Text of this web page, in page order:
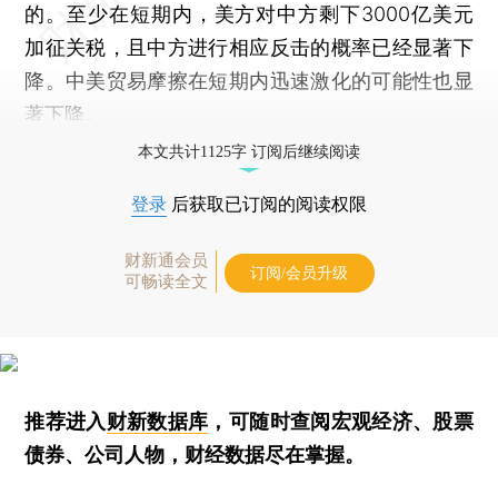
的。至少在短期内，美方对中方剩下3000亿美元
加征关税，且中方进行相应反击的概率已经显著下
降。中美贸易摩擦在短期内迅速激化的可能性也显
著下降。
本文共计1125字 订阅后继续阅读
登录 后获取已订阅的阅读权限
财新通会员
可畅读全文
订阅/会员升级
推荐进入财新数据库 ，可随时查阅宏观经济、股票
债券、公司人物，财经数据尽在掌握。